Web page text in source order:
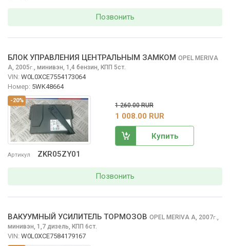
Позвонить
-20%
Артикул ZKR05ZY01
БЛОК УПРАВЛЕНИЯ ЦЕНТРАЛЬНЫМ ЗАМКОМ OPEL MERIVA
A, 2005г., минивэн, 1,4 бензин, КПП 5ст.
VIN: W0L0XCE7554173064
Номер: 5WK48664
1 260.00 RUR
1 008.00 RUR
Купить
Позвонить
ВАКУУМНЫЙ УСИЛИТЕЛЬ ТОРМОЗОВ OPEL MERIVA A, 2007г.,
минивэн, 1,7 дизель, КПП 6ст.
VIN: W0L0XCE7584179167